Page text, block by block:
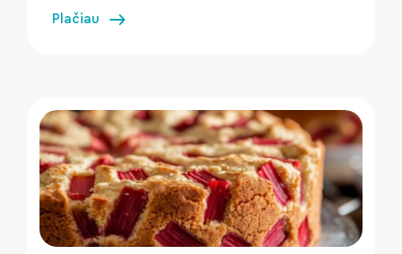
Plačiau